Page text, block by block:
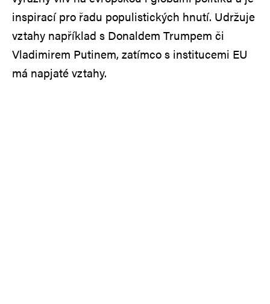
inspirací pro řadu populistických hnutí. Udržuje
vztahy například s Donaldem Trumpem či
Vladimirem Putinem, zatímco s institucemi EU
má napjaté vztahy.